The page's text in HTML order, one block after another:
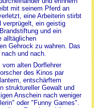
mit seinem Pferd an
eine Arbeiterin stirbt
verprügelt, ein geistig
und ein
alltäglichen
Gehrock zu wahren. Das
und nach.
alten Dorflehrer
des Kinos par
entschärftem
struktureller Gewalt und
Anschein nach weniger
oder "Funny Games".